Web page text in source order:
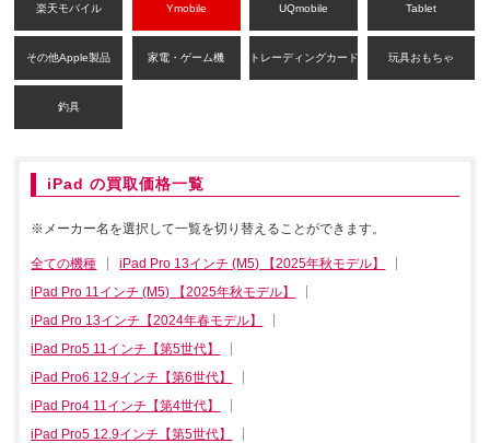
楽天モバイル Ymobile UQmobile Tablet
その他Apple製品 家電・ゲーム機 トレーディングカード 玩具おもちゃ
釣具
iPad の買取価格一覧
※メーカー名を選択して一覧を切り替えることができます。
全ての機種
iPad Pro 13インチ (M5) 【2025年秋モデル】
iPad Pro 11インチ (M5) 【2025年秋モデル】
iPad Pro 13インチ【2024年春モデル】
iPad Pro5 11インチ【第5世代】
iPad Pro6 12.9インチ【第6世代】
iPad Pro4 11インチ【第4世代】
iPad Pro5 12.9インチ【第5世代】